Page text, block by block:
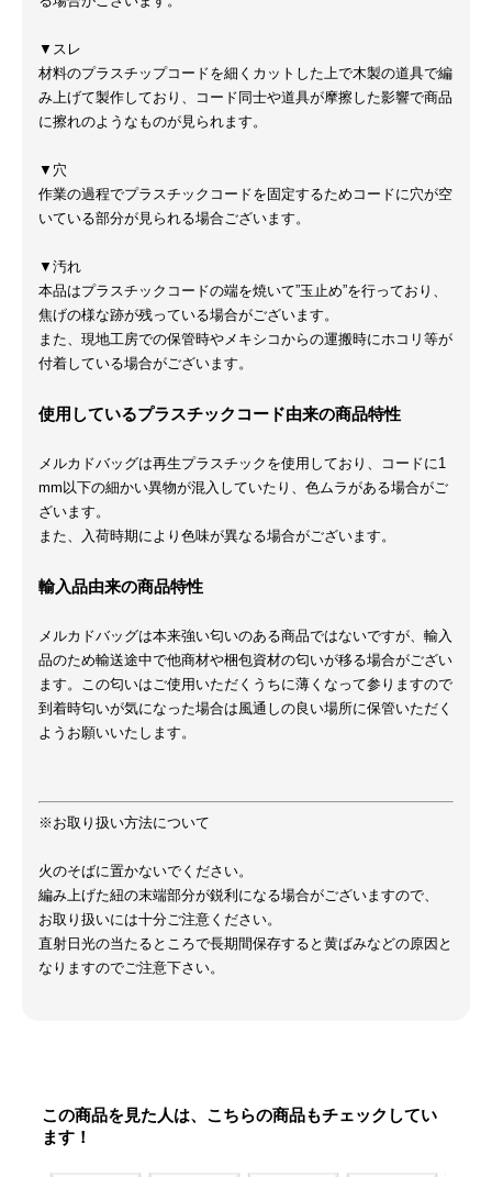
▼スレ
材料のプラスチップコードを細くカットした上で木製の道具で編
み上げて製作しており、コード同士や道具が摩擦した影響で商品
に擦れのようなものが見られます。
▼穴
作業の過程でプラスチックコードを固定するためコードに穴が空
いている部分が見られる場合ございます。
▼汚れ
本品はプラスチックコードの端を焼いて”玉止め”を行っており、
焦げの様な跡が残っている場合がございます。
また、現地工房での保管時やメキシコからの運搬時にホコリ等が
付着している場合がございます。
使用しているプラスチックコード由来の商品特性
メルカドバッグは再生プラスチックを使用しており、コードに1
mm以下の細かい異物が混入していたり、色ムラがある場合がご
ざいます。
また、入荷時期により色味が異なる場合がございます。
輸入品由来の商品特性
メルカドバッグは本来強い匂いのある商品ではないですが、輸入
品のため輸送途中で他商材や梱包資材の匂いが移る場合がござい
ます。この匂いはご使用いただくうちに薄くなって参りますので
到着時匂いが気になった場合は風通しの良い場所に保管いただく
ようお願いいたします。
※お取り扱い方法について
火のそばに置かないでください。
編み上げた紐の末端部分が鋭利になる場合がございますので、
お取り扱いには十分ご注意ください。
直射日光の当たるところで長期間保存すると黄ばみなどの原因と
なりますのでご注意下さい。
この商品を見た人は、こちらの商品もチェックしてい
ます！